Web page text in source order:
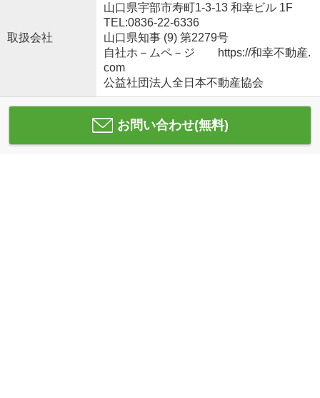
取扱会社
山口県宇部市寿町1-3-13 和幸ビル 1F
TEL:0836-22-6336
山口県知事 (9) 第2279号
自社ホ－ムペ－ジ https://和幸不動産.
com
公益社団法人全日本不動産協会
お問い合わせ(無料)